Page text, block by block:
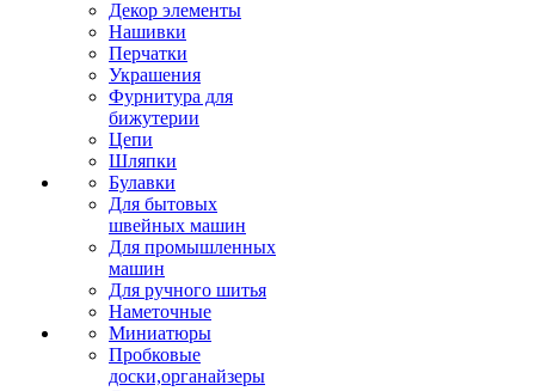
Декор элементы
Нашивки
Перчатки
Украшения
Фурнитура для
бижутерии
Цепи
Шляпки
Булавки
Для бытовых
швейных машин
Для промышленных
машин
Для ручного шитья
Наметочные
Миниатюры
Пробковые
доски,органайзеры